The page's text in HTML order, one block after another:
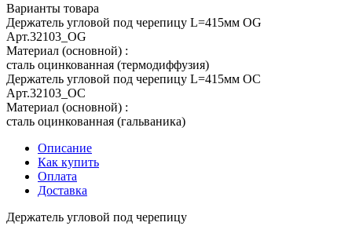
Варианты товара
Держатель угловой под черепицу L=415мм OG
Арт.32103_ОG
Материал (основной) :
сталь оцинкованная (термодиффузия)
Держатель угловой под черепицу L=415мм OC
Арт.32103_ОС
Материал (основной) :
сталь оцинкованная (гальваника)
Описание
Как купить
Оплата
Доставка
Держатель угловой под черепицу